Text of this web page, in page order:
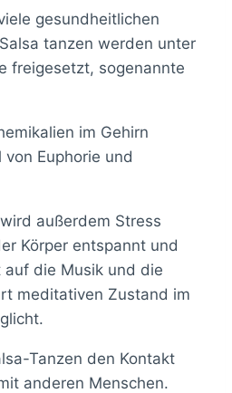
gesundheitlichen
tanzen werden unter
freigesetzt, sogenannte
im Gehirn
Euphorie und
außerdem Stress
Körper entspannt und
die Musik und die
meditativen Zustand im
Tanzen den Kontakt
anderen Menschen.